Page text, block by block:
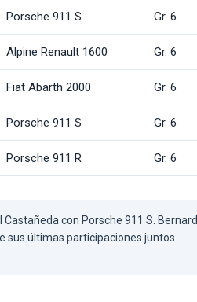
Porsche 911 S Gr. 6
Alpine Renault 1600 Gr. 6
Fiat Abarth 2000 Gr. 6
Porsche 911 S Gr. 6
Porsche 911 R Gr. 6
con Porsche 911 S. Bernard
sus últimas participaciones juntos.